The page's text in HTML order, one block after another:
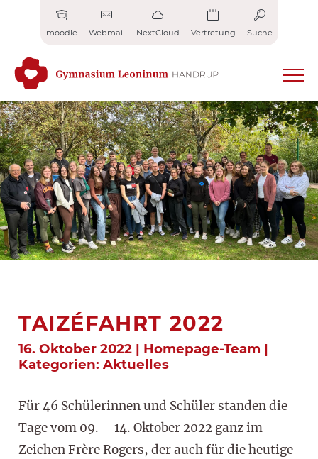
moodle Webmail NextCloud Vertretung Suche
TAIZÉFAHRT 2022
16. Oktober 2022 | Homepage-Team |
Kategorien: Aktuelles
Für 46 Schülerinnen und Schüler standen die
Tage vom 09. – 14. Oktober 2022 ganz im
Zeichen Frère Rogers, der auch für die heutige